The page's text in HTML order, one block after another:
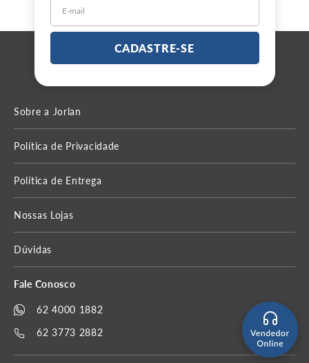
CADASTRE-SE
Sobre a Jorlan
Política de Privacidade
Política de Entrega
Nossas Lojas
Dúvidas
Fale Conosco
62 4000 1882
62 3773 2882